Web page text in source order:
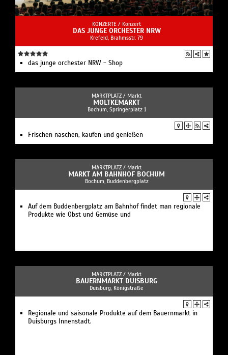
KONZERTE / Konzert
DAS JUNGE ORCHESTER NRW
Krefeld, Brahmsstr. 79
das junge orchester NRW - Shop
MARKTPLATZ / Markt
MOLTKEMARKT
Bochum, Springerplatz 1
Frischen naschen, kaufen und genießen
MARKTPLATZ / Markt
MARKT AM BAHNHOF BOCHUM
Bochum, Buddenbergplatz
Auf dem Buddenbergplatz am Bahnhof findet man regionale
Produkte wie Obst und Gemüse und
MARKTPLATZ / Markt
BAUERNMARKT DUISBURG
Duisburg, Königstraße
Regionale und saisonale Produkte auf dem Bauernmarkt in
Duisburgs Innenstadt.